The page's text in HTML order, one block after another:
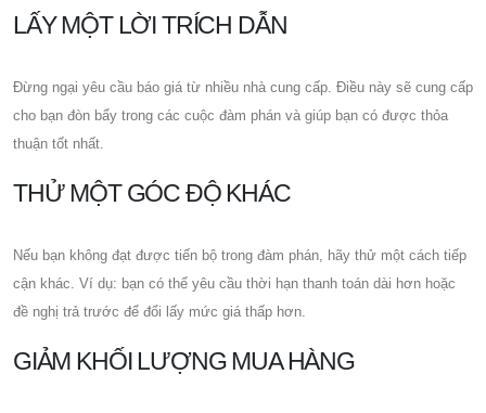
LẤY MỘT LỜI TRÍCH DẪN
Đừng ngại yêu cầu báo giá từ nhiều nhà cung cấp. Điều này sẽ cung cấp
cho bạn đòn bẩy trong các cuộc đàm phán và giúp bạn có được thỏa
thuận tốt nhất.
THỬ MỘT GÓC ĐỘ KHÁC
Nếu bạn không đạt được tiến bộ trong đàm phán, hãy thử một cách tiếp
cận khác. Ví dụ: bạn có thể yêu cầu thời hạn thanh toán dài hơn hoặc
đề nghị trả trước để đổi lấy mức giá thấp hơn.
GIẢM KHỐI LƯỢNG MUA HÀNG